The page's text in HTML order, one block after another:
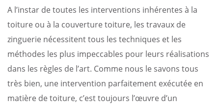
A l’instar de toutes les interventions inhérentes à la
toiture ou à la couverture toiture, les travaux de
zinguerie nécessitent tous les techniques et les
méthodes les plus impeccables pour leurs réalisations
dans les règles de l’art. Comme nous le savons tous
très bien, une intervention parfaitement exécutée en
matière de toiture, c’est toujours l’œuvre d’un